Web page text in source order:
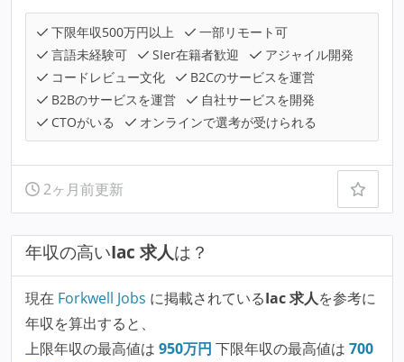
下限年収500万円以上
一部リモート可
言語未経験可
SIer在籍者歓迎
アジャイル開発
コードレビュー文化
B2Cのサービスを運営
B2Bのサービスを運営
自社サービスを開発
CTOがいる
オンラインで選考が受けられる
2ヶ月前更新
年収の高いIac 求人は？
現在 Forkwell Jobs に掲載されているIac 求人を参考に
年収を算出すると、
上限年収の最高値は 950万円 下限年収の最高値は 700